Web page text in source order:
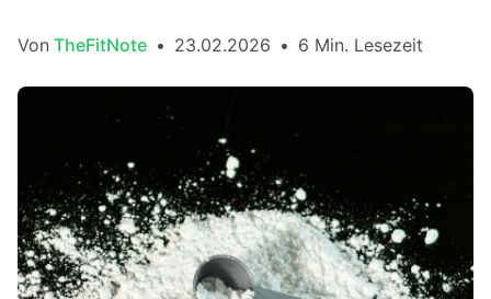
Von TheFitNote • 23.02.2026 • 6 Min. Lesezeit